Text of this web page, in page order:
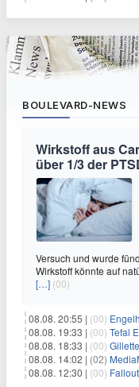
BOULEVARD-NEWS
Wirkstoff aus
über 1/3 der
Versuch und wurde
Wirkstoff könnte auf
[…] (00)
08.08. 20:55 | (00)
08.08. 19:33 | (00) Tefal
08.08. 18:33 | (00) Gillette
08.08. 14:02 | (02)
08.08. 12:30 | (00)